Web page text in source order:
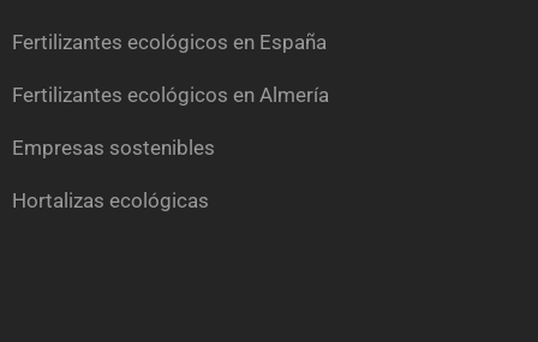
Fertilizantes ecológicos en España
Fertilizantes ecológicos en Almería
Empresas sostenibles
Hortalizas ecológicas